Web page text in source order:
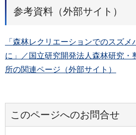
参考資料（外部サイト）
「森林レクリエーションでのスズ
に」／国立研究開発法人森林研究・
所の関連ページ（外部サイト）
このページへのお問合せ